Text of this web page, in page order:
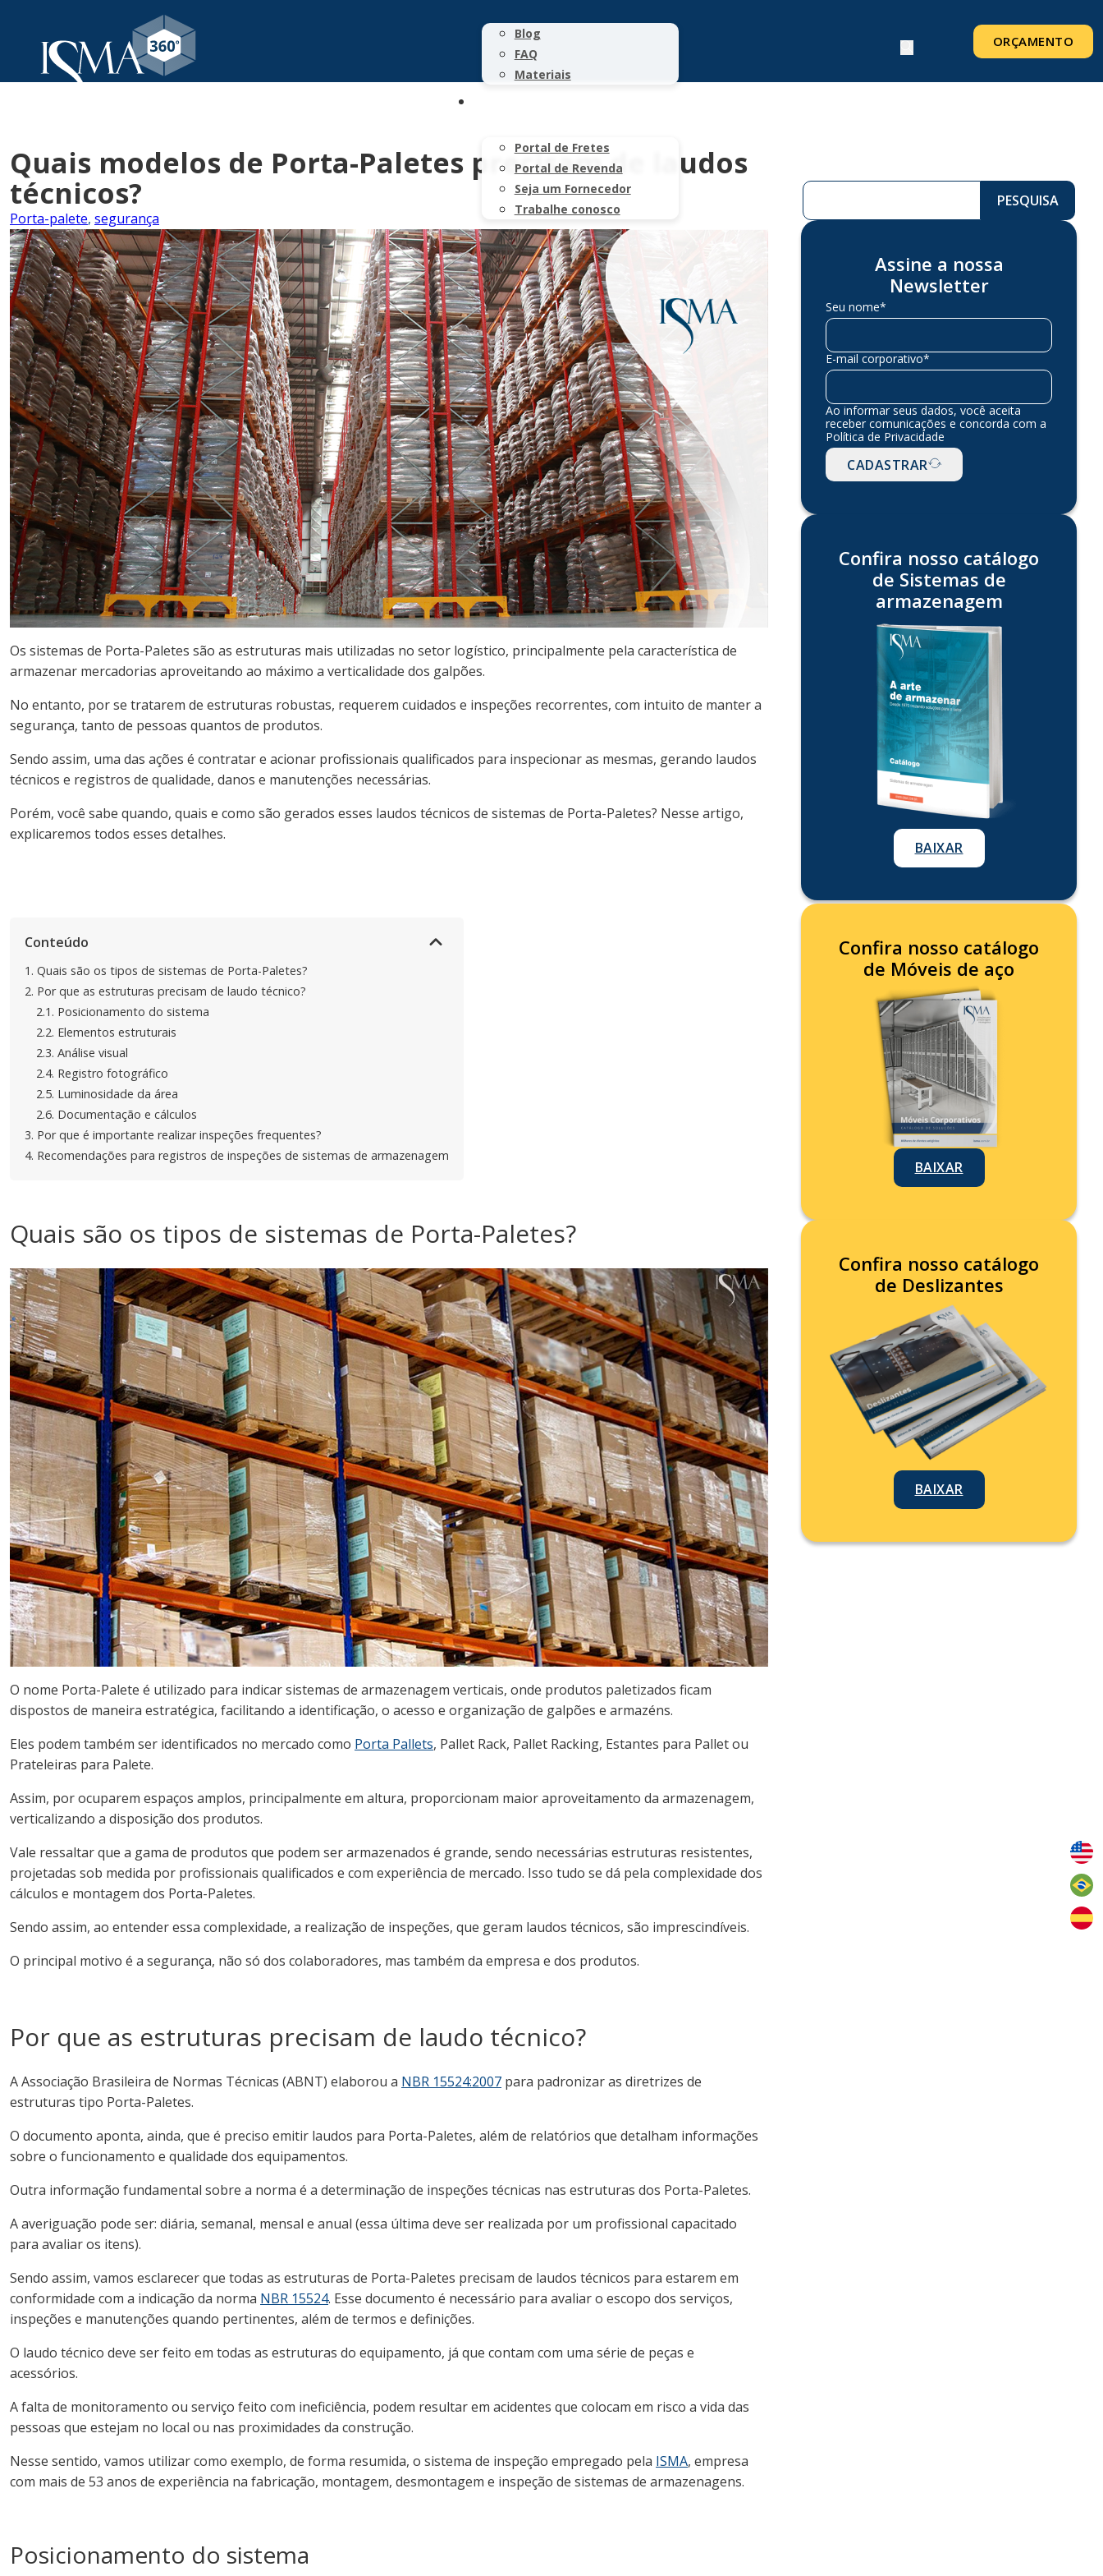
Blog
FAQ
Materiais
Portal de Fretes
Portal de Revenda
Seja um Fornecedor
Trabalhe conosco
ORÇAMENTO
Quais modelos de Porta-Paletes precisam de laudos
técnicos?
Porta-palete, segurança
Os sistemas de Porta-Paletes são as estruturas mais utilizadas no setor logístico, principalmente pela característica de
armazenar mercadorias aproveitando ao máximo a verticalidade dos galpões.
No entanto, por se tratarem de estruturas robustas, requerem cuidados e inspeções recorrentes, com intuito de manter a
segurança, tanto de pessoas quantos de produtos.
Sendo assim, uma das ações é contratar e acionar profissionais qualificados para inspecionar as mesmas, gerando laudos
técnicos e registros de qualidade, danos e manutenções necessárias.
Porém, você sabe quando, quais e como são gerados esses laudos técnicos de sistemas de Porta-Paletes? Nesse artigo,
explicaremos todos esses detalhes.
Conteúdo
1. Quais são os tipos de sistemas de Porta-Paletes?
2. Por que as estruturas precisam de laudo técnico?
2.1. Posicionamento do sistema
2.2. Elementos estruturais
2.3. Análise visual
2.4. Registro fotográfico
2.5. Luminosidade da área
2.6. Documentação e cálculos
3. Por que é importante realizar inspeções frequentes?
4. Recomendações para registros de inspeções de sistemas de armazenagem
Quais são os tipos de sistemas de Porta-Paletes?
O nome Porta-Palete é utilizado para indicar sistemas de armazenagem verticais, onde produtos paletizados ficam
dispostos de maneira estratégica, facilitando a identificação, o acesso e organização de galpões e armazéns.
Eles podem também ser identificados no mercado como Porta Pallets, Pallet Rack, Pallet Racking, Estantes para Pallet ou
Prateleiras para Palete.
Assim, por ocuparem espaços amplos, principalmente em altura, proporcionam maior aproveitamento da armazenagem,
verticalizando a disposição dos produtos.
Vale ressaltar que a gama de produtos que podem ser armazenados é grande, sendo necessárias estruturas resistentes,
projetadas sob medida por profissionais qualificados e com experiência de mercado. Isso tudo se dá pela complexidade dos
cálculos e montagem dos Porta-Paletes.
Sendo assim, ao entender essa complexidade, a realização de inspeções, que geram laudos técnicos, são imprescindíveis.
O principal motivo é a segurança, não só dos colaboradores, mas também da empresa e dos produtos.
Por que as estruturas precisam de laudo técnico?
A Associação Brasileira de Normas Técnicas (ABNT) elaborou a NBR 15524:2007 para padronizar as diretrizes de
estruturas tipo Porta-Paletes.
O documento aponta, ainda, que é preciso emitir laudos para Porta-Paletes, além de relatórios que detalham informações
sobre o funcionamento e qualidade dos equipamentos.
Outra informação fundamental sobre a norma é a determinação de inspeções técnicas nas estruturas dos Porta-Paletes.
A averiguação pode ser: diária, semanal, mensal e anual (essa última deve ser realizada por um profissional capacitado
para avaliar os itens).
Sendo assim, vamos esclarecer que todas as estruturas de Porta-Paletes precisam de laudos técnicos para estarem em
conformidade com a indicação da norma NBR 15524. Esse documento é necessário para avaliar o escopo dos serviços,
inspeções e manutenções quando pertinentes, além de termos e definições.
O laudo técnico deve ser feito em todas as estruturas do equipamento, já que contam com uma série de peças e
acessórios.
A falta de monitoramento ou serviço feito com ineficiência, podem resultar em acidentes que colocam em risco a vida das
pessoas que estejam no local ou nas proximidades da construção.
Nesse sentido, vamos utilizar como exemplo, de forma resumida, o sistema de inspeção empregado pela ISMA, empresa
com mais de 53 anos de experiência na fabricação, montagem, desmontagem e inspeção de sistemas de armazenagens.
Posicionamento do sistema
Pesquisar ...
PESQUISA
Assine a nossa
Newsletter
Seu nome*
E-mail corporativo*
Ao informar seus dados, você aceita
receber comunicações e concorda com a
Política de Privacidade
CADASTRAR
Confira nosso catálogo
de Sistemas de
armazenagem
BAIXAR
Confira nosso catálogo
de Móveis de aço
BAIXAR
Confira nosso catálogo
de Deslizantes
BAIXAR